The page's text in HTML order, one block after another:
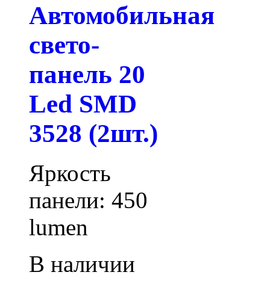
Автомобильная
свето-
панель 20
Led SMD
3528 (2шт.)
Яркость
панели: 450
lumen
В наличии